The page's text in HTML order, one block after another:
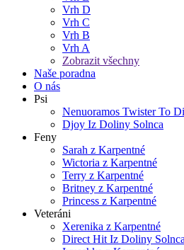
Vrh D
Vrh C
Vrh B
Vrh A
Zobrazit všechny
Naše poradna
O nás
Psi
Nenuoramos Twister To
Djoy Iz Doliny Solnca
Feny
Sarah z Karpentné
Wictoria z Karpentné
Terry z Karpentné
Britney z Karpentné
Princess z Karpentné
Veteráni
Xerenika z Karpentné
Direct Hit Iz Doliny Solnca